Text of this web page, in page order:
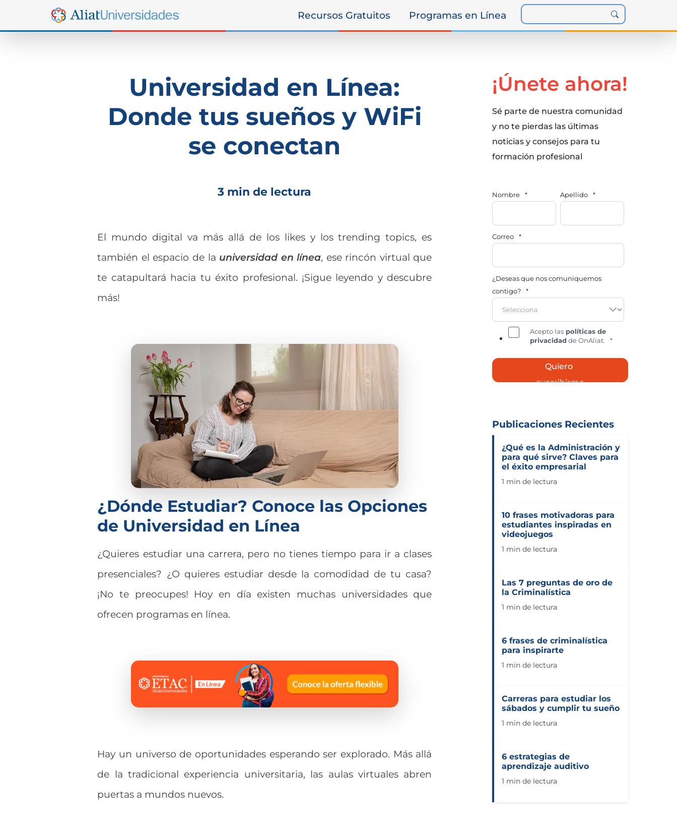
Recursos Gratuitos Programas en Línea
Universidad en Línea:
Donde tus sueños y WiFi
se conectan
3 min de lectura
El mundo digital va más allá de los likes y los trending topics, es
también el espacio de la universidad en línea, ese rincón virtual que
te catapultará hacia tu éxito profesional. ¡Sigue leyendo y descubre
más!
¿Dónde Estudiar? Conoce las Opciones
de Universidad en Línea
¿Quieres estudiar una carrera, pero no tienes tiempo para ir a clases
presenciales? ¿O quieres estudiar desde la comodidad de tu casa?
¡No te preocupes! Hoy en día existen muchas universidades que
ofrecen programas en línea.
Hay un universo de oportunidades esperando ser explorado. Más allá
de la tradicional experiencia universitaria, las aulas virtuales abren
puertas a mundos nuevos.
¡Únete ahora!
Sé parte de nuestra comunidad
y no te pierdas las últimas
noticias y consejos para tu
formación profesional
Nombre * Apellido *
Correo *
¿Deseas que nos comuniquemos
contigo?
*
Acepto las políticas de
privacidad de OnAliat. *
Publicaciones Recientes
¿Qué es la Administración y
para qué sirve? Claves para
el éxito empresarial
1 min de lectura
10 frases motivadoras para
estudiantes inspiradas en
videojuegos
1 min de lectura
Las 7 preguntas de oro de
la Criminalística
1 min de lectura
6 frases de criminalística
para inspirarte
1 min de lectura
Carreras para estudiar los
sábados y cumplir tu sueño
1 min de lectura
6 estrategias de
aprendizaje auditivo
1 min de lectura